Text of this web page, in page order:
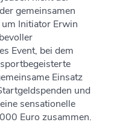
gemeinsamen
Initiator Erwin
Event, bei dem
Einsatz
und
sensationelle
Euro zusammen.